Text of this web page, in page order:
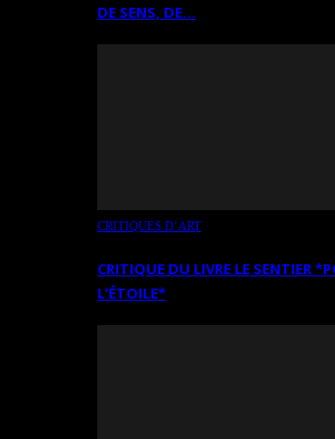
DE SENS, DE…
CRITIQUES D’ART
CRITIQUE DU LIVRE LE SENTIER
L’ÉTOILE*